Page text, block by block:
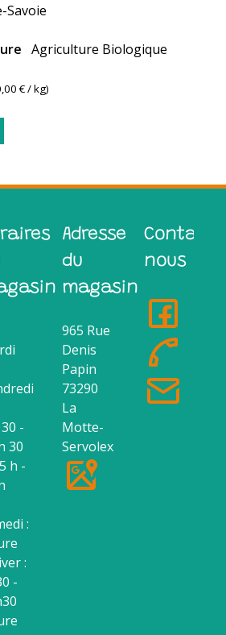
Savoie
Agriculture Biologique
€/ kg)
-
30
h -
:
:
-
Adresse
du
magasin
965 Rue
Denis
Papin
73290
La
Motte-
Servolex
nous